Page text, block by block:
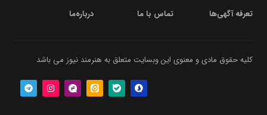
تعرفه آگهی‌ها تماس با ما درباره‌‌ما
کلیه حقوق مادی و معنوی این وبسایت متعلق به هنرمند نیوز می باشد